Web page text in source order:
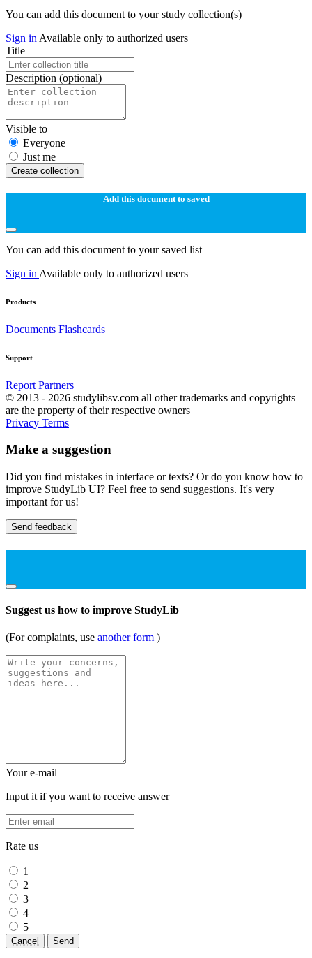
You can add this document to your study collection(s)
Sign in Available only to authorized users
Title
Description (optional)
Visible to
Everyone
Just me
Create collection
Add this document to saved
You can add this document to your saved list
Sign in Available only to authorized users
Products
Documents Flashcards
Support
Report Partners
© 2013 - 2026 studylibsv.com all other trademarks and copyrights
are the property of their respective owners
Privacy Terms
Make a suggestion
Did you find mistakes in interface or texts? Or do you know how to
improve StudyLib UI? Feel free to send suggestions. It's very
important for us!
Send feedback
Suggest us how to improve StudyLib
(For complaints, use another form )
Your e-mail
Input it if you want to receive answer
Rate us
1
2
3
4
5
Cancel Send